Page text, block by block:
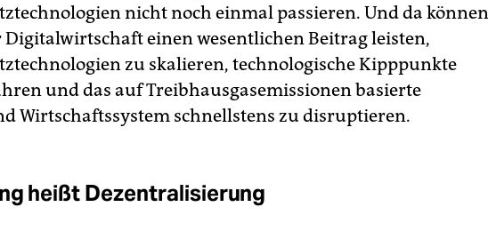
nicht noch einmal passieren. Und da können
Digitalwirtschaft einen wesentlichen Beitrag leisten,
zu skalieren, technologische Kipppunkte
und das auf Treibhausgasemissionen basierte
Wirtschaftssystem schnellstens zu disruptieren.
heißt Dezentralisierung